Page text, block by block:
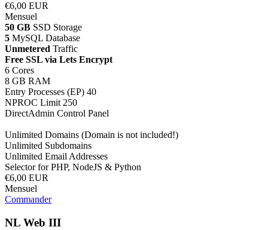
€6,00 EUR
Mensuel
50 GB SSD Storage
5 MySQL Database
Unmetered Traffic
Free SSL via Lets Encrypt
6 Cores
8 GB RAM
Entry Processes (EP) 40
NPROC Limit 250
DirectAdmin Control Panel
Unlimited Domains (Domain is not included!)
Unlimited Subdomains
Unlimited Email Addresses
Selector for PHP, NodeJS & Python
€6,00 EUR
Mensuel
Commander
NL Web III